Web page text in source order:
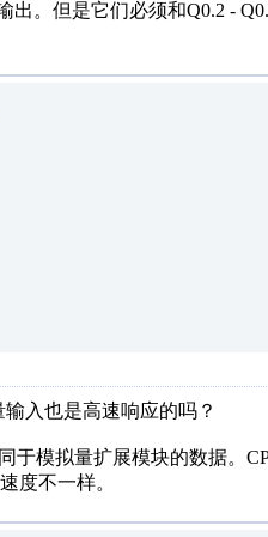
。但是它们必须和Q0.2 -
入也是高速响应的吗？
模拟量扩展模块的数据。
度不一样。